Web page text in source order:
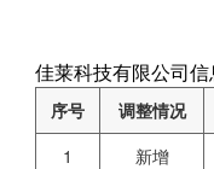
佳莱科技有限公司
序号 调整情况
1
新增